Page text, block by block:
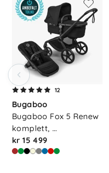
12
Bugaboo
Bugaboo Fox 5 Renew
komplett,
heritageblac…
kr 15 499